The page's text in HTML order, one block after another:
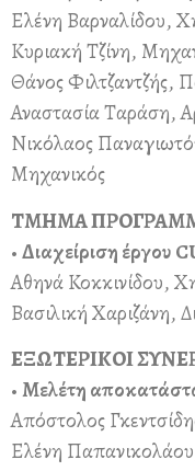
Ελένη Βαρναλίδου,
Κυριακή Τζίνη,
Θάνος Φιλτζαντζής,
Αναστασία Ταράση,
Νικόλαος
Μηχανικός
ΤΜΗΜΑ
•Διαχείριση έργου
Αθηνά Κοκκινίδου,
Βασιλική Χαριζάνη,
ΕΞΩΤΕΡΙΚΟΙ
•Μελέτη
Απόστολος
Ελένη